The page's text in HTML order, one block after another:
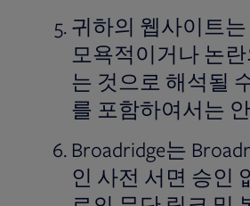
귀하의 웹사이트
모욕적이거나 논
는 것으로 해석될
를 포함하여서는
Broadridge는
인 사전 서면 승인